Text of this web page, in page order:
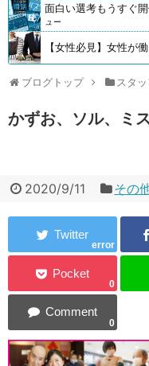
面白い選考もうすぐ
ュー
【女性必見】女性が
ブログトップ スタ
かずお、ソル、ミ
2020/9/11 その
error
0
0